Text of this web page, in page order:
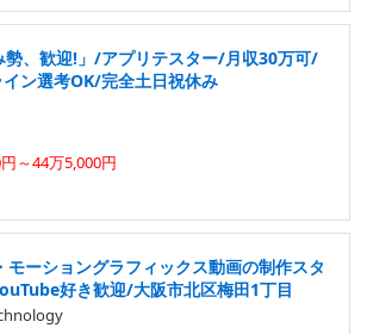
勢、歓迎!」/アプリテスター/月収30万可/
ン選考OK/完全土日祝休み
～44万5,000円
モーショングラフィックス動画の制作スタ
好き歓迎/大阪市北区梅田1丁目